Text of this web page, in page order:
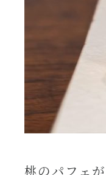
桃のパフェ